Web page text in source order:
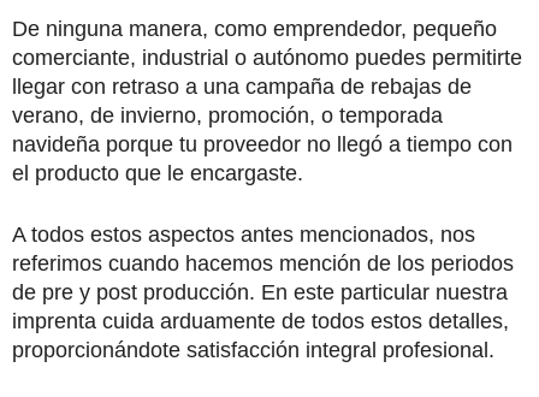
De ninguna manera, como emprendedor, pequeño
comerciante, industrial o autónomo puedes permitirte
llegar con retraso a una campaña de rebajas de
verano, de invierno, promoción, o temporada
navideña porque tu proveedor no llegó a tiempo con
el producto que le encargaste.
A todos estos aspectos antes mencionados, nos
referimos cuando hacemos mención de los periodos
de pre y post producción. En este particular nuestra
imprenta cuida arduamente de todos estos detalles,
proporcionándote satisfacción integral profesional.